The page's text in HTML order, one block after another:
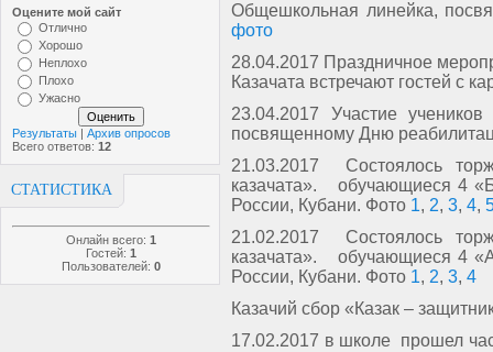
Оцените мой сайт
Отлично
Хорошо
Неплохо
Плохо
Ужасно
Результаты | Архив опросов
Всего ответов: 12
СТАТИСТИКА
Онлайн всего: 1
Гостей: 1
Пользователей: 0
Общешкольная линейка,
фото
28.04.2017 Праздничное
Казачата встречают гостей с
23.04.2017 Участие
посвященному Дню
21.03.2017
Состоялось
казачата». обучающиеся 4
России, Кубани. Фото 1, 2, 3, 4,
21.02.2017
Состоялось
казачата». обучающиеся 4
России, Кубани. Фото 1, 2, 3, 4
Казачий сбор «Казак –
17.02.2017 в школе прошел